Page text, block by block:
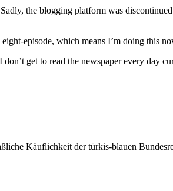
the blogging platform was
episode, which means I’m doing this
get to read the newspaper every day
Käuflichkeit der türkis-blauen